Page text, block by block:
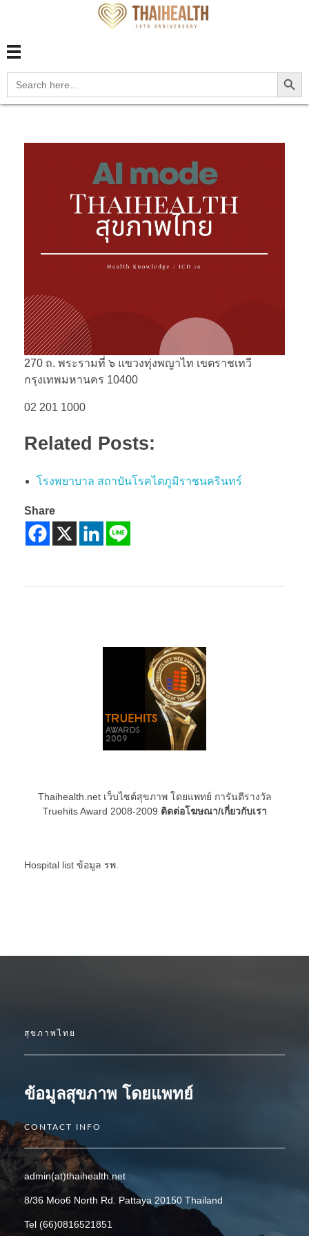
Search
for:
Search Button
270 ถ. พระรามที่ ๖ แขวงทุ่งพญาไท เขตราชเทวี
กรุงเทพมหานคร 10400
02 201 1000
Related Posts:
โรงพยาบาล สถาบันโรคไตภูมิราชนครินทร์
Share
Thaihealth.net เว็บไซต์สุขภาพ โดยแพทย์ การันตีรางวัล
Truehits Award 2008-2009 ติดต่อโฆษณา/เกี่ยวกับเรา
Hospital list ข้อมูล รพ.
สุขภาพไทย
ข้อมูลสุขภาพ โดยแพทย์
CONTACT INFO
admin(at)thaihealth.net
8/36 Moo6 North Rd. Pattaya 20150 Thailand
Tel (66)0816521851